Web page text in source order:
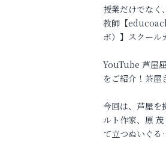
授業だけでなく
教師【
ボ）】スクー
YouTube 芦屋
をご紹介！茶屋
今回は、芦屋を
ルト作家、原
て立つぬいぐ